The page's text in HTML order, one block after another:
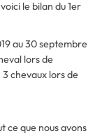
le bilan du 1er
au 30 septembre
lors de
3 chevaux lors de
ce que nous avons